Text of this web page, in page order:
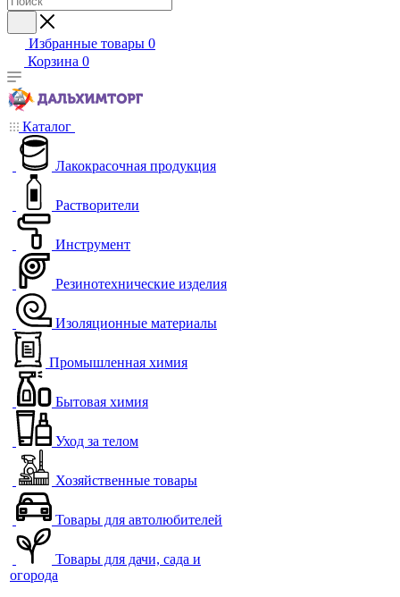
Избранные товары 0
Корзина 0
Каталог
Лакокрасочная продукция
Растворители
Инструмент
Резинотехнические изделия
Изоляционные материалы
Промышленная химия
Бытовая химия
Уход за телом
Хозяйственные товары
Товары для автолюбителей
Товары для дачи, сада и
огорода